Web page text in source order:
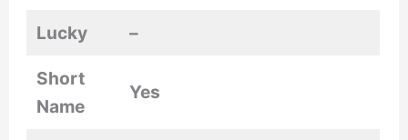
Lucky –
Short
Name
Yes